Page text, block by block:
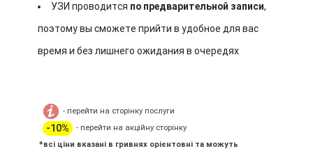
УЗИ проводится по предварительной записи,
поэтому вы сможете прийти в удобное для вас
время и без лишнего ожидания в очередях
- перейти на сторінку послуги
-10%
- перейти на акційну сторінку
*всі ціни вказані в гривнях орієнтовні та можуть